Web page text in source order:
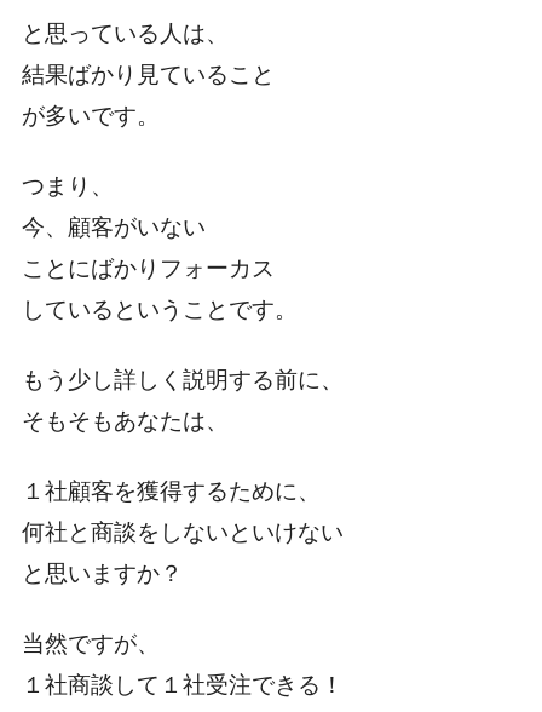
と思っている人は、
結果ばかり見ていること
が多いです。
つまり、
今、顧客がいない
ことにばかりフォーカス
しているということです。
もう少し詳しく説明する前に、
そもそもあなたは、
１社顧客を獲得するために、
何社と商談をしないといけない
と思いますか？
当然ですが、
１社商談して１社受注できる！